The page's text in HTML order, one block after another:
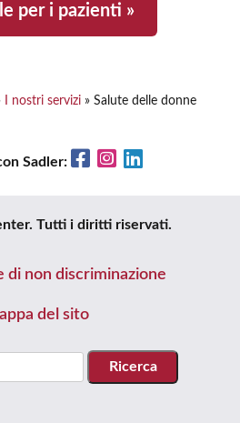
per i pazienti »
I nostri servizi »Salute delle donne
Sadler: FacebookInstagram
Tutti i diritti riservati.
di non discriminazione
del sito